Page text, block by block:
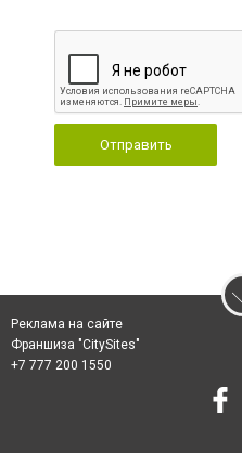
Отправить
Реклама на сайте
Франшиза "CitySites"
+7 777 200 1550